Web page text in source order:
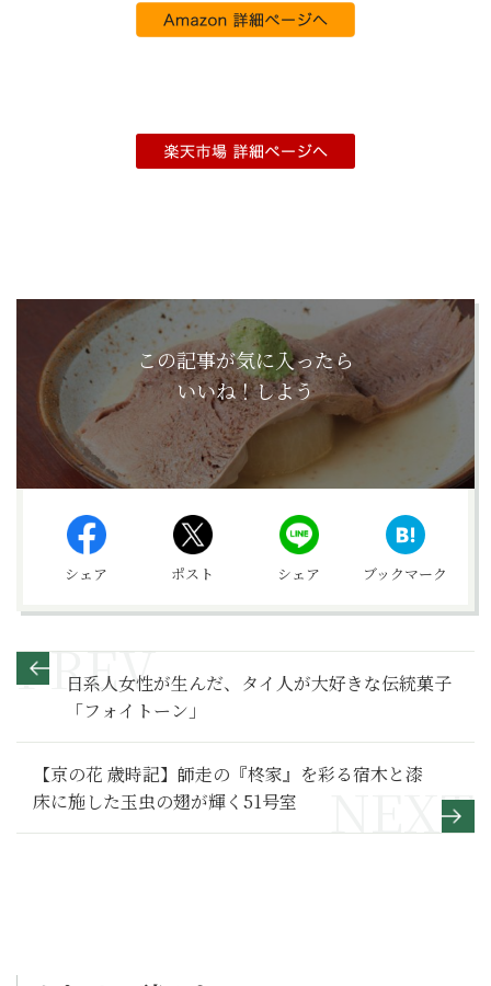
この記事が気に入ったら
いいね！しよう
シェア ポスト シェア ブックマーク
日系人女性が生んだ、タイ人が大好きな伝統菓子
「フォイトーン」
【京の花 歳時記】師走の『柊家』を彩る宿木と漆
床に施した玉虫の翅が輝く51号室